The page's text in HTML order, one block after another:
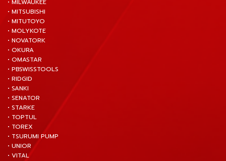
• MILWAUKEE
• MITSUBISHI
• MITUTOYO
• MOLYKOTE
• NOVATORK
• OKURA
• OMASTAR
• PBSWISSTOOLS
• RIDGID
• SANKI
• SENATOR
• STARKE
• TOPTUL
• TOREX
• TSURUMI PUMP
• UNIOR
• VITAL